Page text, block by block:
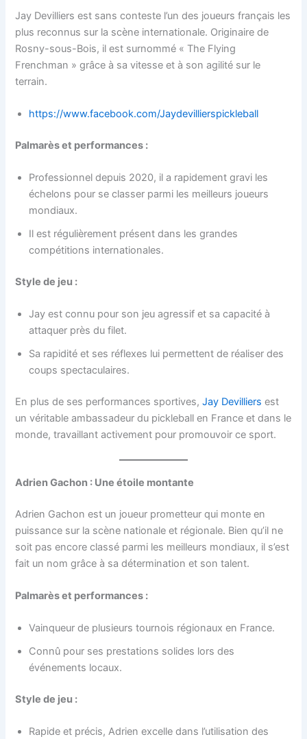
Jay Devilliers est sans conteste l’un des joueurs français les
plus reconnus sur la scène internationale. Originaire de
Rosny-sous-Bois, il est surnommé « The Flying
Frenchman » grâce à sa vitesse et à son agilité sur le
terrain.
https://www.facebook.com/Jaydevillierspickleball
Palmarès et performances :
Professionnel depuis 2020, il a rapidement gravi les
échelons pour se classer parmi les meilleurs joueurs
mondiaux.
Il est régulièrement présent dans les grandes
compétitions internationales.
Style de jeu :
Jay est connu pour son jeu agressif et sa capacité à
attaquer près du filet.
Sa rapidité et ses réflexes lui permettent de réaliser des
coups spectaculaires.
En plus de ses performances sportives,Jay Devilliersest
un véritable ambassadeur du pickleball en France et dans le
monde, travaillant activement pour promouvoir ce sport.
Adrien Gachon : Une étoile montante
Adrien Gachon est un joueur prometteur qui monte en
puissance sur la scène nationale et régionale. Bien qu’il ne
soit pas encore classé parmi les meilleurs mondiaux, il s’est
fait un nom grâce à sa détermination et son talent.
Palmarès et performances :
Vainqueur de plusieurs tournois régionaux en France.
Connû pour ses prestations solides lors des
événements locaux.
Style de jeu :
Rapide et précis, Adrien excelle dans l’utilisation des